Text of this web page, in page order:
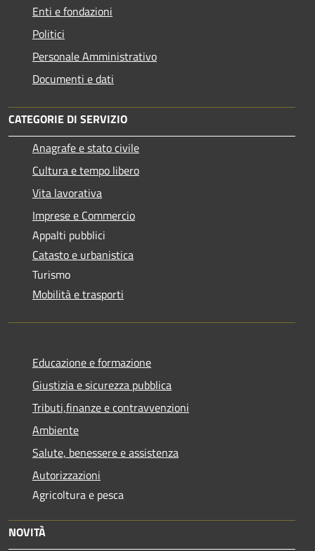
Enti e fondazioni
Politici
Personale Amministrativo
Documenti e dati
CATEGORIE DI SERVIZIO
Anagrafe e stato civile
Cultura e tempo libero
Vita lavorativa
Imprese e Commercio
Appalti pubblici
Catasto e urbanistica
Turismo
Mobilità e trasporti
Educazione e formazione
Giustizia e sicurezza pubblica
Tributi,finanze e contravvenzioni
Ambiente
Salute, benessere e assistenza
Autorizzazioni
Agricoltura e pesca
NOVITÀ